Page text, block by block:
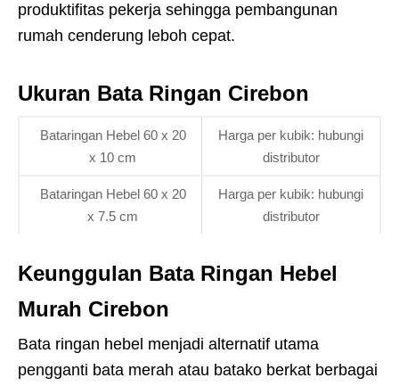
produktifitas pekerja sehingga pembangunan
rumah cenderung leboh cepat.
Ukuran Bata Ringan Cirebon
Bataringan Hebel 60 x 20
x 10 cm
Harga per kubik: hubungi
distributor
Bataringan Hebel 60 x 20
x 7.5 cm
Harga per kubik: hubungi
distributor
Keunggulan Bata Ringan Hebel
Murah Cirebon
Bata ringan hebel menjadi alternatif utama
pengganti bata merah atau batako berkat berbagai